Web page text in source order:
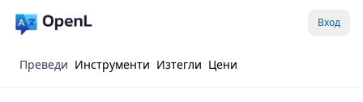
Вход
Преведи Инструменти Изтегли Цени